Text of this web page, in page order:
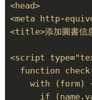
<head>
<meta http-
<title>添加圖書
<script
function
with (form)
if